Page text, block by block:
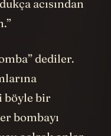
acısından
dediler.
böyle bir
bombayı